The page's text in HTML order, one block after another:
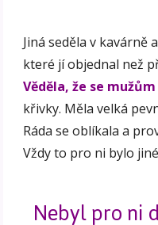
Jiná seděla v kavárně
které jí objednal než
Věděla, že se
křivky. Měla velká
Ráda se oblíkala a
Vždy to pro ni bylo
Nebyl pro ni